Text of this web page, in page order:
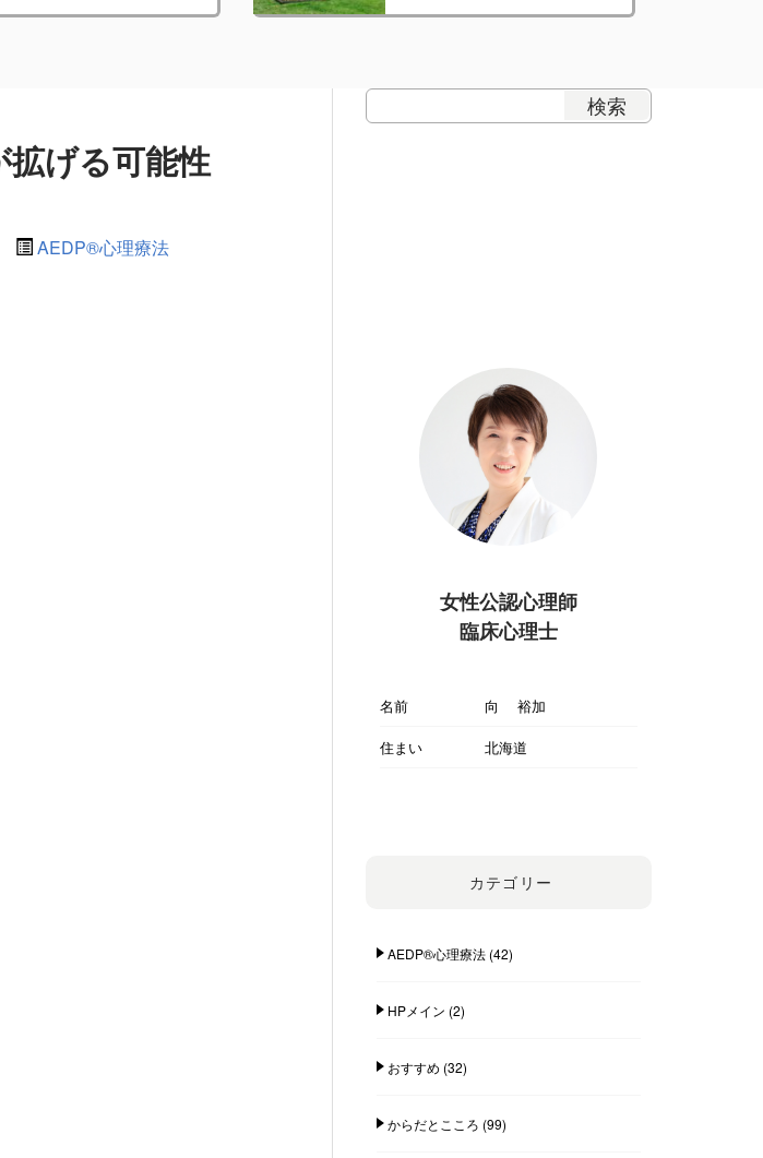
げる可能性
AEDP®︎心理療法
女性公認心理師
臨床心理士
名前
向 裕加
住まい
北海道
カテゴリー
AEDP®︎心理療法(42)
HPメイン (2)
おすすめ (32)
からだとこころ (99)